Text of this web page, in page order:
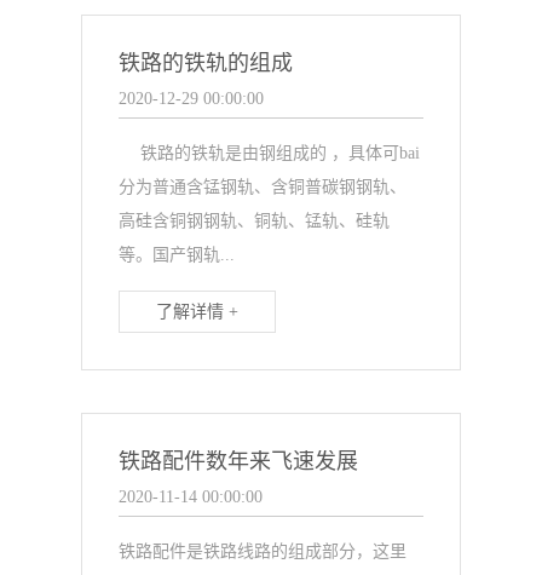
铁路的铁轨的组成
2020-12-29 00:00:00
铁路的铁轨是由钢组成的 ，具体可bai
分为普通含锰钢轨、含铜普碳钢钢轨、
高硅含铜钢钢轨、铜轨、锰轨、硅轨
等。国产钢轨...
了解详情 +
铁路配件数年来飞速发展
2020-11-14 00:00:00
铁路配件是铁路线路的组成部分，这里